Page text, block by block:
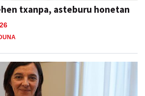
txanpa, asteburu honetan